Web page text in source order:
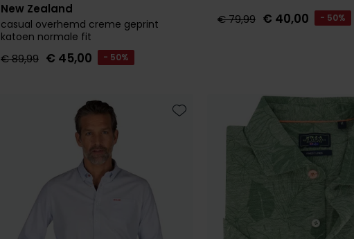
New Zealand
casual overhemd creme geprint
katoen normale fit
€ 89,99 € 45,00 - 50%
€ 79,99 € 40,00 - 50%
Toevoegen aan favorieten